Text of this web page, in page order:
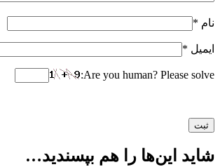
نام *
ایمیل *
Are you human? Please solve:
شاید این‌ها را هم بپسندید…